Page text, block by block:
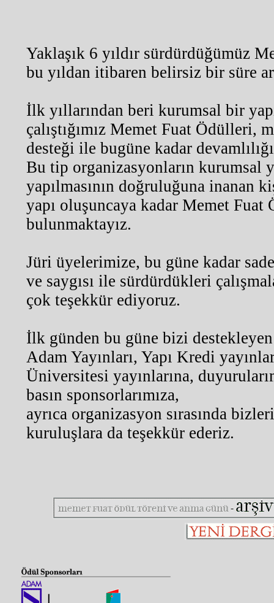
Yaklaşık 6 yıldır sürdürdüğümüz
bu yıldan itibaren belirsiz bir süre
İlk yıllarından beri kurumsal bir
çalıştığımız Memet Fuat Ödülleri,
desteği ile bugüne kadar
Bu tip organizasyonların kurumsal
yapılmasının doğruluğuna inanan
yapı oluşuncaya kadar Memet Fuat
bulunmaktayız.
Jüri üyelerimize, bu güne kadar
ve saygısı ile sürdürdükleri
çok teşekkür ediyoruz.
İlk günden bu güne bizi
Adam Yayınları, Yapı Kredi
Üniversitesi yayınlarına,
basın sponsorlarımıza,
ayrıca organizasyon sırasında
kuruluşlara da teşekkür ederiz.